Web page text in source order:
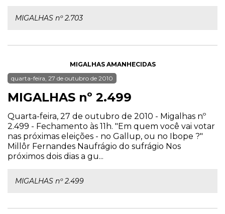
MIGALHAS nº 2.703
MIGALHAS AMANHECIDAS
quarta-feira, 27 de outubro de 2010
MIGALHAS nº 2.499
Quarta-feira, 27 de outubro de 2010 - Migalhas nº
2.499 - Fechamento às 11h. "Em quem você vai votar
nas próximas eleições - no Gallup, ou no Ibope ?"
Millôr Fernandes Naufrágio do sufrágio Nos
próximos dois dias a gu...
MIGALHAS nº 2.499